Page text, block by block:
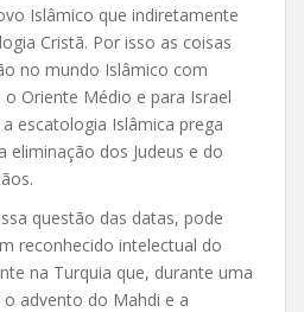
Islâmico que indiretamente
Cristã. Por isso as coisas
no mundo Islâmico com
Oriente Médio e para Israel
escatologia Islâmica prega
eliminação dos Judeus e do
questão das datas, pode
reconhecido intelectual do
na Turquia que, durante uma
advento do Mahdi e a